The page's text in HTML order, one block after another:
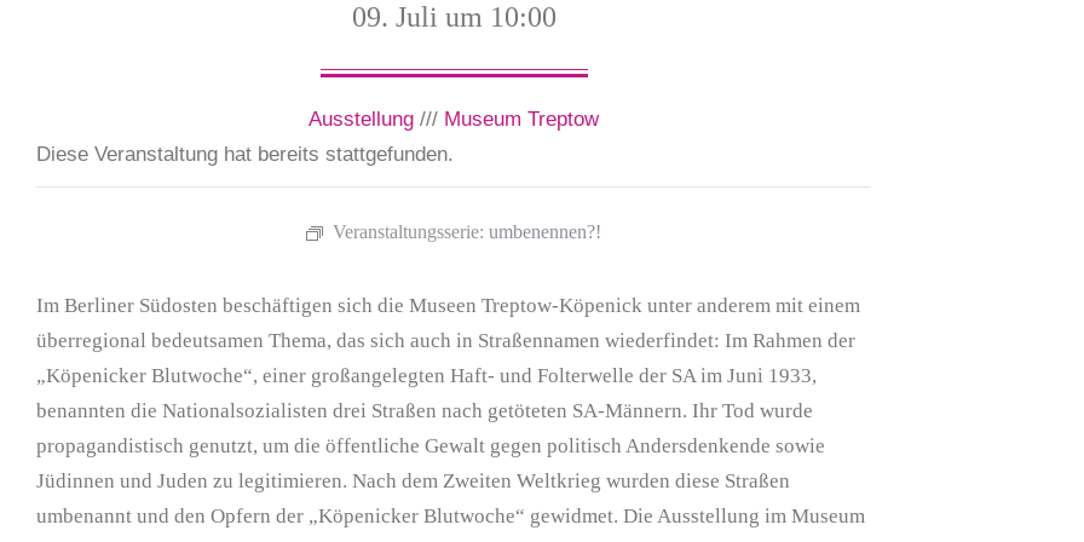
09. Juli um 10:00
Ausstellung /// Museum Treptow
Diese Veranstaltung hat bereits stattgefunden.
Veranstaltungsserie: umbenennen?!
Im Berliner Südosten beschäftigen sich die Museen Treptow-Köpenick unter anderem mit einem
überregional bedeutsamen Thema, das sich auch in Straßennamen wiederfindet: Im Rahmen der
„Köpenicker Blutwoche“, einer großangelegten Haft- und Folterwelle der SA im Juni 1933,
benannten die Nationalsozialisten drei Straßen nach getöteten SA-Männern. Ihr Tod wurde
propagandistisch genutzt, um die öffentliche Gewalt gegen politisch Andersdenkende sowie
Jüdinnen und Juden zu legitimieren. Nach dem Zweiten Weltkrieg wurden diese Straßen
umbenannt und den Opfern der „Köpenicker Blutwoche“ gewidmet. Die Ausstellung im Museum